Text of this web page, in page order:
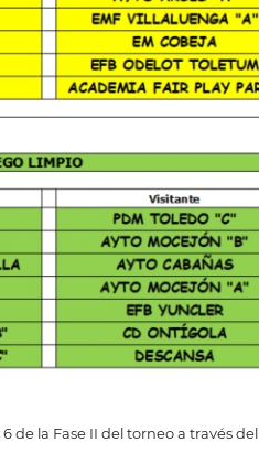
de la Fase II del torneo a través del